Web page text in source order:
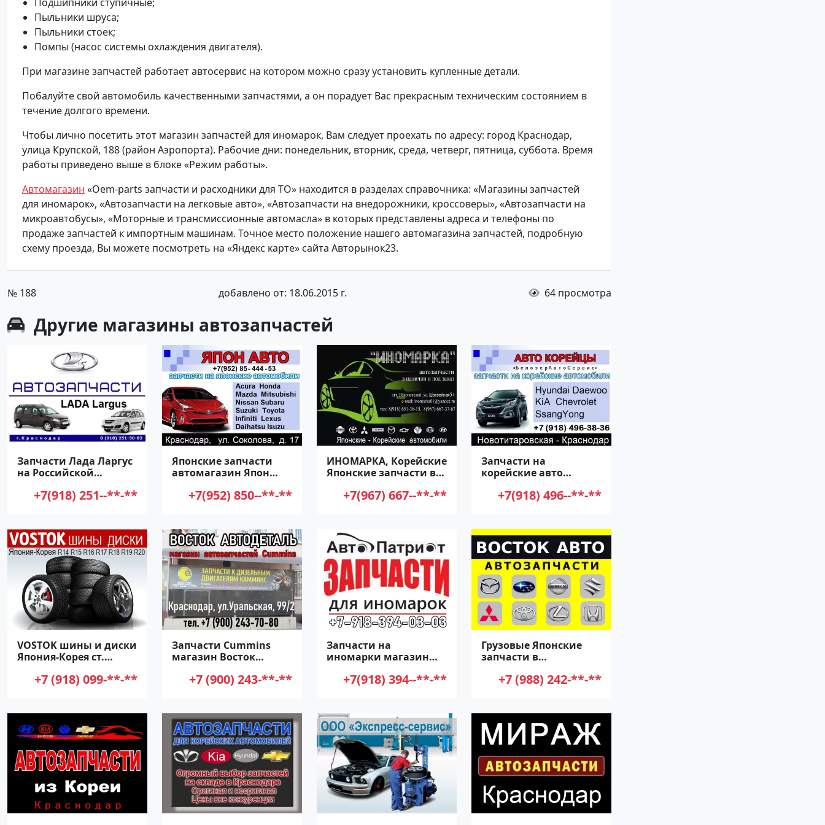
Пыльники шруса;
Пыльники стоек;
Помпы (насос системы охлаждения двигателя).
При магазине запчастей работает автосервис на котором можно сразу установить купленные детали.
Побалуйте свой автомобиль качественными запчастями, а он порадует Вас прекрасным техническим состоянием в
течение долгого времени.
Чтобы лично посетить этот магазин запчастей для иномарок, Вам следует проехать по адресу: город Краснодар,
улица Крупской, 188 (район Аэропорта). Рабочие дни: понедельник, вторник, среда, четверг, пятница, суббота. Время
работы приведено выше в блоке «Режим работы».
Автомагазин «Оem-parts запчасти и расходники для ТО» находится в разделах справочника: «Магазины запчастей
для иномарок», «Автозапчасти на легковые авто», «Автозапчасти на внедорожники, кроссоверы», «Автозапчасти на
микроавтобусы», «Моторные и трансмиссионные автомасла» в которых представлены адреса и телефоны по
продаже запчастей к импортным машинам. Точное место положение нашего автомагазина запчастей, подробную
схему проезда, Вы можете посмотреть на «Яндекс карте» сайта Авторынок23.
№ 188 добавлено от: 18.06.2015 г. 64 просмотра
Другие магазины автозапчастей
Запчасти Лада Ларгус
на Российской
+7(918) 251--**-**
Японские запчасти
автомагазин Япон
+7(952) 850--**-**
ИНОМАРКА, Корейские
Японские запчасти в
+7(967) 667--**-**
Запчасти на
корейские авто
Новотитаровская
+7(918) 496--**-**
VOSTOK шины и диски
Япония-Корея ст.
+7 (918) 099-**-**
Запчасти Cummins
магазин Восток
+7 (900) 243-**-**
Запчасти на
иномарки магазин
Краснодар
+7(918) 394--**-**
Грузовые Японские
запчасти в
автомагазин ВОСТОК
+7 (988) 242-**-**